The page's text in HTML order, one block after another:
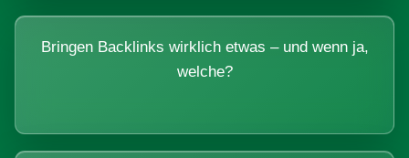
Bringen Backlinks wirklich etwas – und wenn ja,
welche?